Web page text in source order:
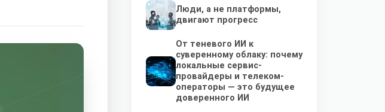
Люди, а не платформы,
двигают прогресс
От теневого ИИ к
суверенному облаку: почему
локальные сервис-
провайдеры и телеком-
операторы — это будущее
доверенного ИИ